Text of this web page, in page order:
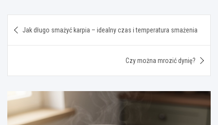
wpisu
Jak długo smażyć karpia – idealny czas i temperatura smażenia
Czy można mrozić dynię?